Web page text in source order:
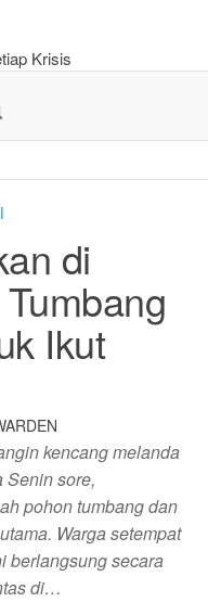
Krisis
di
Ikut
kencang melanda
Senin sore,
pohon tumbang dan
Warga setempat
berlangsung secara
di…